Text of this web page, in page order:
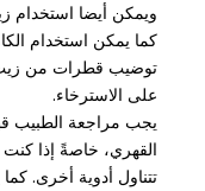
ويمكن أيضا استخدام
كما يمكن استخدام
توضيب قطرات من زيت
على الاسترخاء.
يجب مراجعة الطبيب
القهري، خاصةً إذا
تتناول أدوية أخرى.